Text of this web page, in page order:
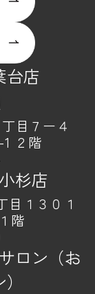
店
目７ー４
２階
杉店
目１３０１
階
ロン（お